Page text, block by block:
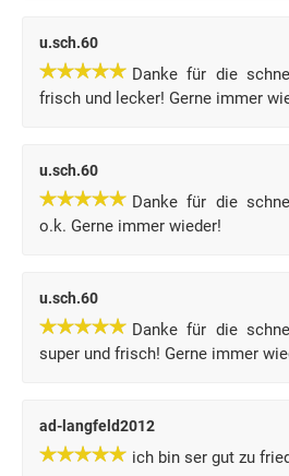
u.sch.60
Danke für die
frisch und lecker! Gerne immer
u.sch.60
Danke für die
o.k. Gerne immer wieder!
u.sch.60
Danke für die
super und frisch! Gerne immer
ad-langfeld2012
ich bin ser gut zu